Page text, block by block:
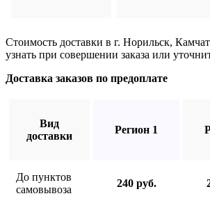
Стоимость доставки в г. Норильск,
узнать при совершении заказа или
Доставка заказов по предоплате
Вид
доставки
Регион 1
До пунктов
самовывоза
240 руб.